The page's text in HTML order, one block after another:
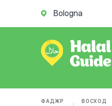
Bologna
ФАДЖР ВОСХОД